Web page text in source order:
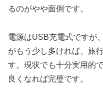
るのがやや面倒です。
電源はUSB充電式ですが
がもう少し多ければ、旅
す。現状でも十分実用的
良くなれば完璧です。